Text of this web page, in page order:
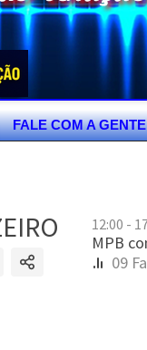
FALE COM A GENTE